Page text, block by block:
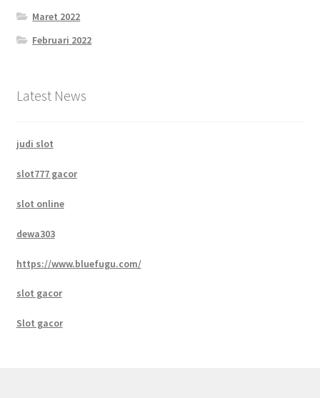
Maret 2022
Februari 2022
Latest News
judi slot
slot777 gacor
slot online
dewa303
https://www.bluefugu.com/
slot gacor
Slot gacor